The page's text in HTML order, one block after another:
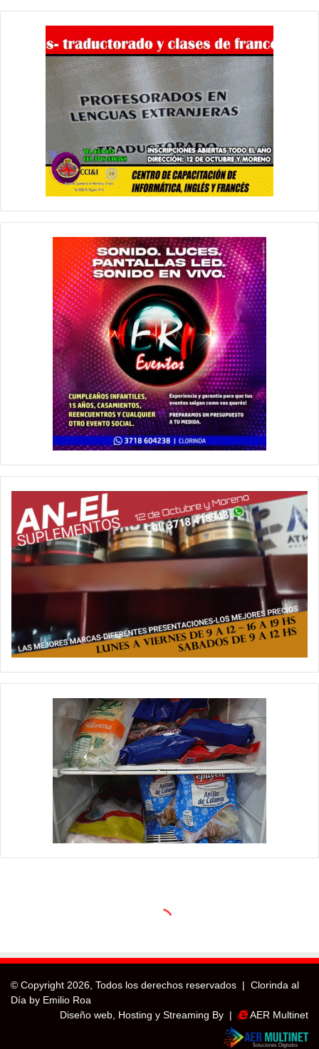
© Copyright 2026, Todos los derechos reservados | Clorinda al
Día by Emilio Roa
Diseño web, Hosting y Streaming By |
AER Multinet